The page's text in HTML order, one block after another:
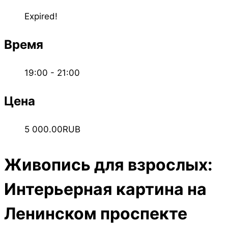
Expired!
Время
19:00 - 21:00
Цена
5 000.00RUB
Живопись для взрослых:
Интерьерная картина на
Ленинском проспекте